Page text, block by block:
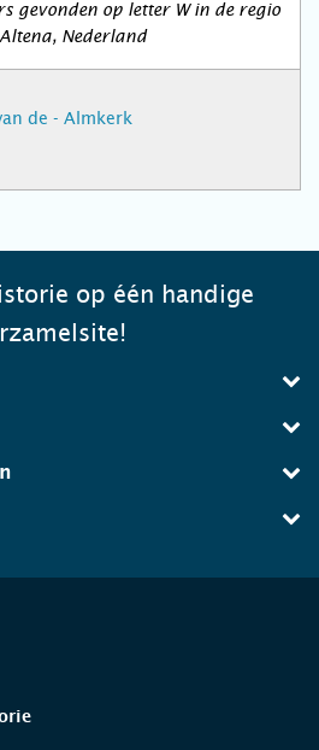
gevonden op letter W in de regio
Nederland
de - Almkerk
op één handige